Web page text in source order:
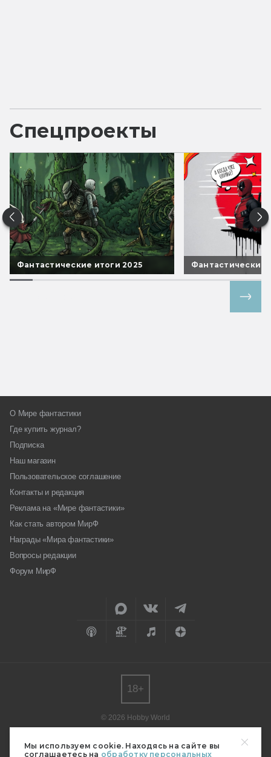
Мы используем cookie. Находясь на сайте вы
соглашаетесь на обработку персональных
Спецпроекты
Фантастические итоги 2025 Фантастические
О Мире фантастики
Где купить журнал?
Подписка
Наш магазин
Пользовательское соглашение
Контакты и редакция
Реклама на «Мире фантастики»
Как стать автором МирФ
Награды «Мира фантастики»
Вопросы редакции
Форум МирФ
© 2026 Hobby World
редакции.
Мнение авторов может не совпадать с мнением редакции.
18+